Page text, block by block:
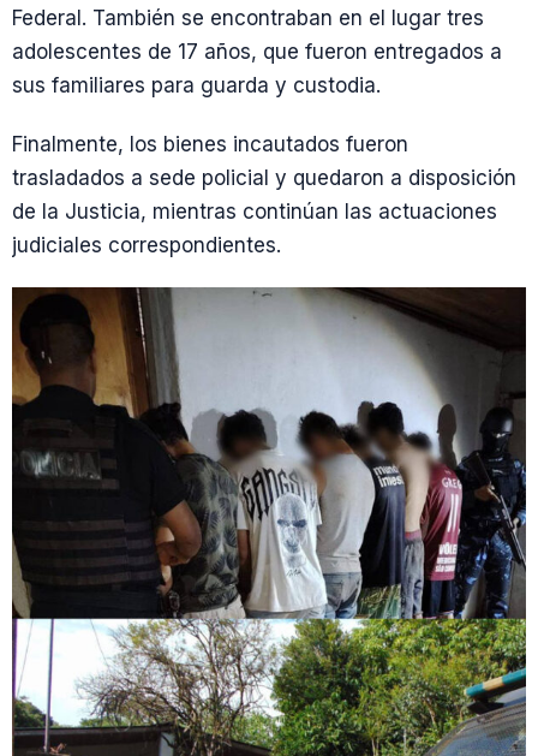
Federal. También se encontraban en el lugar tres
adolescentes de 17 años, que fueron entregados a
sus familiares para guarda y custodia.
Finalmente, los bienes incautados fueron
trasladados a sede policial y quedaron a disposición
de la Justicia, mientras continúan las actuaciones
judiciales correspondientes.